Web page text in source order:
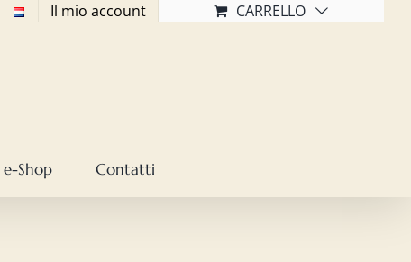
Il mio account CARRELLO
e-Shop Contatti